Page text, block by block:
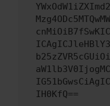
IH0KfQ==